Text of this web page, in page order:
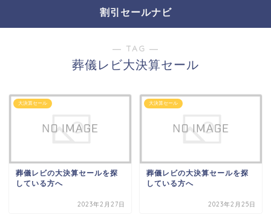
割引セールナビ
― TAG ―
葬儀レビ大決算セール
大決算セール
葬儀レビの大決算セールを探
している方へ
2023年2月27日
大決算セール
葬儀レビの大決算セールを探
している方へ
2023年2月25日